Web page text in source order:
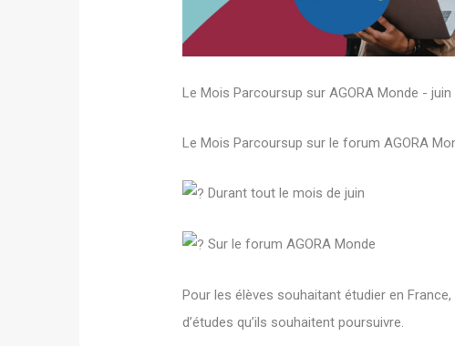
Le Mois Parcoursup sur AGORA Monde - juin
Le Mois Parcoursup sur le forum AGORA
Durant tout le mois de juin
Sur le forum AGORA Monde
Pour les élèves souhaitant étudier en
d’études qu’ils souhaitent poursuivre.